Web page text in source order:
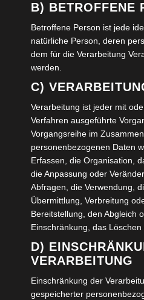
B) BETROFFENE
Betroffene Person ist jede
natürliche Person, deren
dem für die Verarbeitung
werden.
C)
Verarbeitung ist jeder mit
Verfahren ausgeführte
Vorgangsreihe im
personenbezogenen Daten
Erfassen, die Organisation,
die Anpassung oder
Abfragen, die Verwendung,
Übermittlung, Verbreitung
Bereitstellung, den Abgleich
Einschränkung, das
D)
VERARBEITUNG
Einschränkung der
gespeicherter